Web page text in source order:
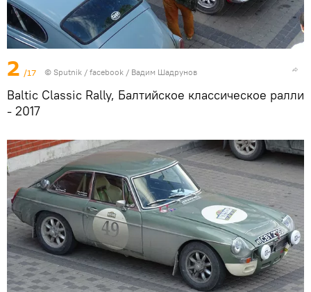
2 /17 © Sputnik / facebook / Вадим Шадрунов
Baltic Classic Rally, Балтийское классическое ралли
- 2017